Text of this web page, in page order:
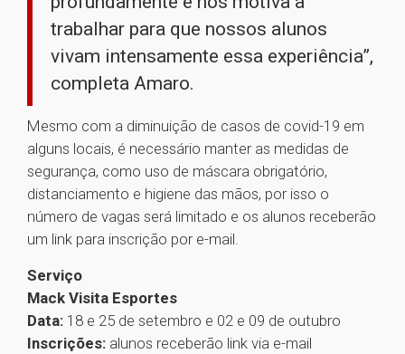
trabalhar para que nossos alunos
vivam intensamente essa experiência”,
completa Amaro.
Mesmo com a diminuição de casos de covid-19 em
alguns locais, é necessário manter as medidas de
segurança, como uso de máscara obrigatório,
distanciamento e higiene das mãos, por isso o
número de vagas será limitado e os alunos receberão
um link para inscrição por e-mail.
Serviço
Mack Visita Esportes
Data: 18 e 25 de setembro e 02 e 09 de outubro
Inscrições: alunos receberão link via e-mail